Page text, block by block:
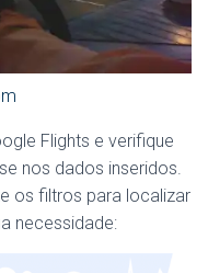
Flights e verifique
nos dados inseridos.
os filtros para localizar
necessidade: